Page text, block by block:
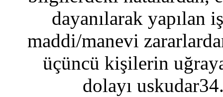
dayanılarak yapılan
maddi/manevi
üçüncü kişilerin
dolayı